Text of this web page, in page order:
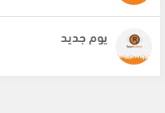
يوم جديد